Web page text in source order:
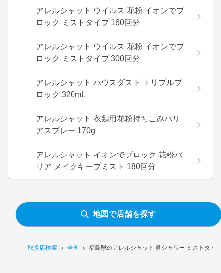
取扱店検索 全国 福島県のアレルシャット 鼻シャワー ミストタイ
アレルシャット ウイルス 花粉 イオンでブ
ロック ミストタイプ 160回分
アレルシャット ウイルス 花粉 イオンでブ
ロック ミストタイプ 300回分
アレルシャット ハウスダスト トリプルブ
ロック 320mL
アレルシャット 衣類用花粉持ちこみバリ
アスプレー 170g
アレルシャット イオンでブロック 花粉バ
リア メイクキープミスト 180回分
地図で店舗を探す